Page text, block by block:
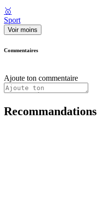
🥇
Sport
Voir moins
Commentaires
Ajoute ton commentaire
Recommandations